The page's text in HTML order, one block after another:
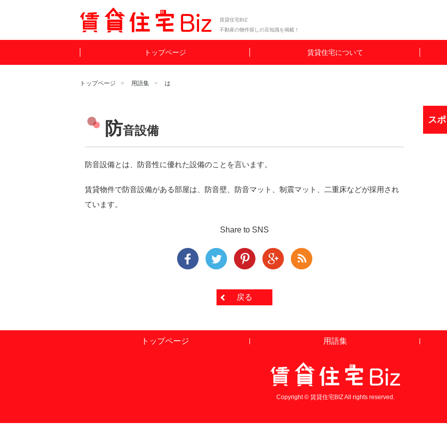
賃貸住宅BIZ
不動産の物件探しの豆知識を掲載！
トップページ 賃貸住宅について
トップページ 用語集 は
防音設備
防音設備とは、防音性に優れた設備のことを言います。
賃貸物件で防音設備がある部屋は、防音壁、防音マット、制震マット、二重床などが採用され
ています。
Share to SNS
戻る
ス
トップページ 用語集
Copyright © 賃貸住宅BIZ All rights reserved.